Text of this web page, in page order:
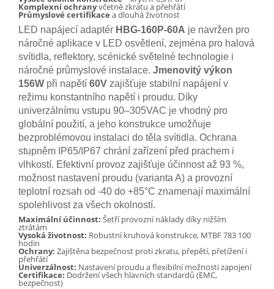
Komplexní ochranyvčetně zkratu a přehřátí
Průmyslové certifikace a dlouhá životnost
LED napájecí adaptér HBG-160P-60A je navržen pro
náročné aplikace v LED osvětlení, zejména pro halová
svítidla, reflektory, scénické světelné technologie i
náročné průmyslové instalace. Jmenovitý výkon
156W při napětí 60V zajišťuje stabilní napájení v
režimu konstantního napětí i proudu. Díky
univerzálnímu vstupu 90–305VAC je vhodný pro
globální použití, a jeho konstrukce umožňuje
bezproblémovou instalaci do těla svítidla. Ochrana
stupněm IP65/IP67 chrání zařízení před prachem i
vlhkostí. Efektivní provoz zajišťuje účinnost až 93 %,
možnost nastavení proudu (varianta A) a provozní
teplotní rozsah od -40 do +85°C znamenají maximální
spolehlivost za všech okolností.
Maximální účinnost: Šetří provozní náklady díky nižším
ztrátám
Vysoká životnost: Robustní kruhová konstrukce, MTBF 783 100
hodin
Ochrany: Zajištěna bezpečnost proti zkratu, přepětí, přetížení i
přehřátí
Univerzálnost: Nastavení proudu a flexibilní možnosti zapojení
Certifikace: Dodržení všech hlavních standardů (EMC,
bezpečnost)